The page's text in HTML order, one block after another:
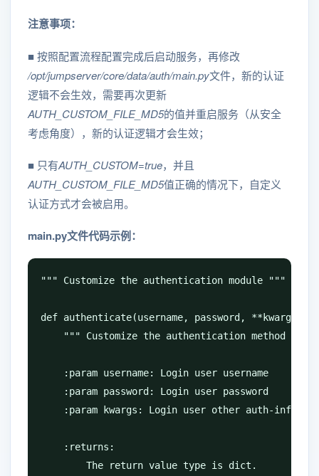
注意事项：
■ 按照配置流程配置完成后启动服务，再修改
/opt/jumpserver/core/data/auth/main.py文件，新的认证
逻辑不会生效，需要再次更新
AUTH_CUSTOM_FILE_MD5的值并重启服务（从安全
考虑角度），新的认证逻辑才会生效；
■ 只有AUTH_CUSTOM=true，并且
AUTH_CUSTOM_FILE_MD5值正确的情况下，自定义
认证方式才会被启用。
main.py文件代码示例：
""" Customize the authentication module """
def authenticate(username, password, **kwargs):
    """ Customize the authentication method
    :param username: Login user username
    :param password: Login user password
    :param kwargs: Login user other auth-info
    :returns:
        The return value type is dict.